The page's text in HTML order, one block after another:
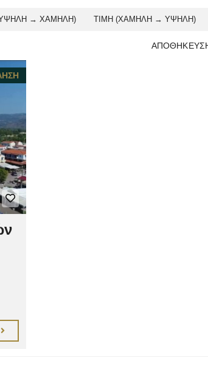
→ ΧΑΜΗΛΉ) ΤΙΜΉ (ΧΑΜΗΛΉ → ΥΨΗΛΉ)